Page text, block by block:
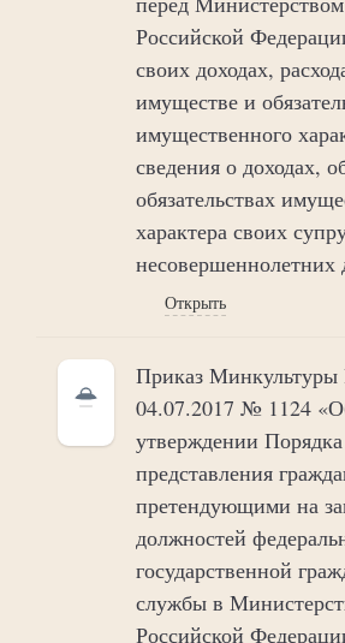
Российской
своих доходах,
имуществе и
имущественного
сведения о доходах,
обязательствах
характера своих
несовершеннолетних
Открыть
Приказ Минкультуры
04.07.2017 № 1124
утверждении Порядка
представления
претендующими на
должностей
государственной
службы в
Российской